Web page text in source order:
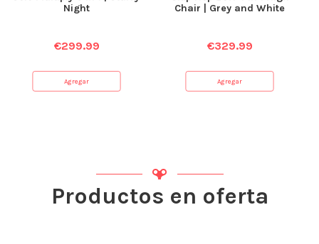
Night
€299.99
Agregar
Chair | Grey and White
€329.99
Agregar
Productos en oferta